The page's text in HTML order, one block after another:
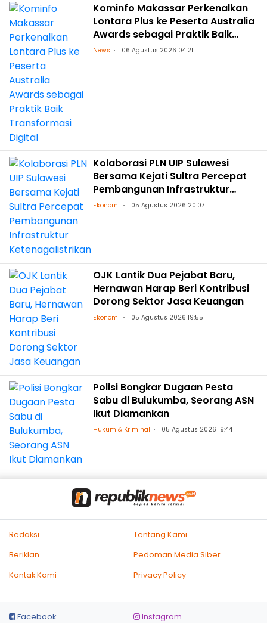
Kominfo Makassar Perkenalkan
Lontara Plus ke Peserta Australia
Awards sebagai Praktik Baik
Transformasi Digital
News 06 Agustus 2026 04:21
Kolaborasi PLN UIP Sulawesi
Bersama Kejati Sultra Percepat
Pembangunan Infrastruktur
Ketenagalistrikan
Ekonomi 05 Agustus 2026 20:07
OJK Lantik Dua Pejabat Baru,
Hernawan Harap Beri Kontribusi
Dorong Sektor Jasa Keuangan
Ekonomi 05 Agustus 2026 19:55
Polisi Bongkar Dugaan Pesta
Sabu di Bulukumba, Seorang ASN
Ikut Diamankan
Hukum & Kriminal 05 Agustus 2026 19:44
Redaksi
Tentang Kami
Beriklan
Pedoman Media Siber
Kontak Kami
Privacy Policy
Facebook Instagram